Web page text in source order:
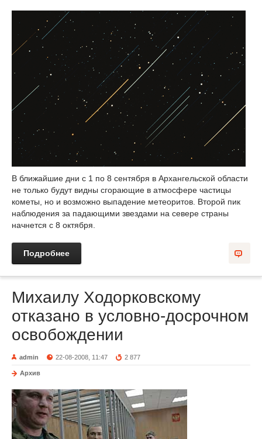
В ближайшие дни с 1 по 8 сентября в Архангельской области
не только будут видны сгорающие в атмосфере частицы
кометы, но и возможно выпадение метеоритов. Второй пик
наблюдения за падающими звездами на севере страны
начнется с 8 октября.
Подробнее
Михаилу Ходорковскому
отказано в условно-досрочном
освобождении
admin 22-08-2008, 11:47 2 877
Архив